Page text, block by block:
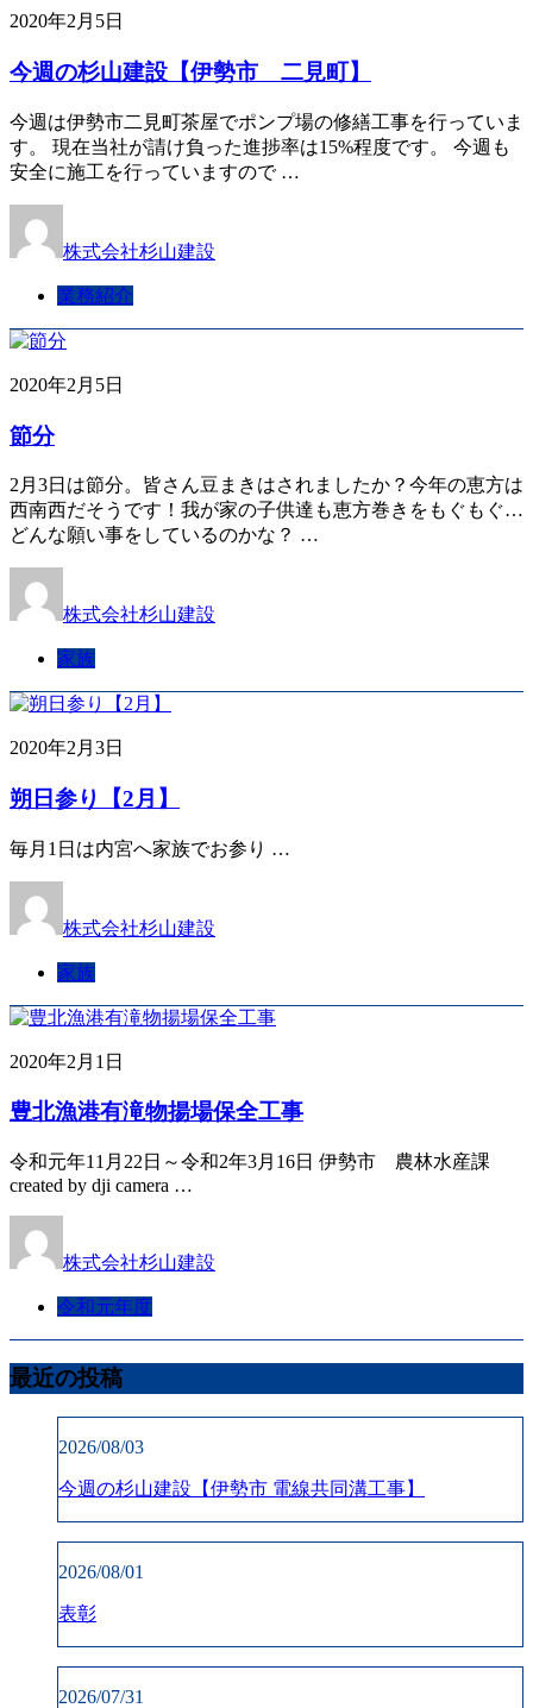
2020年2月5日
今週の杉山建設【伊勢市 二見町】
今週は伊勢市二見町茶屋でポンプ場の修繕工事を行っていま
す。 現在当社が請け負った進捗率は15%程度です。 今週も
安全に施工を行っていますので …
株式会社杉山建設
業務紹介
2020年2月5日
節分
2月3日は節分。皆さん豆まきはされましたか？今年の恵方は
西南西だそうです！我が家の子供達も恵方巻きをもぐもぐ…
どんな願い事をしているのかな？ …
株式会社杉山建設
家族
2020年2月3日
朔日参り【2月】
毎月1日は内宮へ家族でお参り …
株式会社杉山建設
家族
2020年2月1日
豊北漁港有滝物揚場保全工事
令和元年11月22日～令和2年3月16日 伊勢市 農林水産課
created by dji camera …
株式会社杉山建設
令和元年度
最近の投稿
2026/08/03
今週の杉山建設【伊勢市 電線共同溝工事】
2026/08/01
表彰
2026/07/31